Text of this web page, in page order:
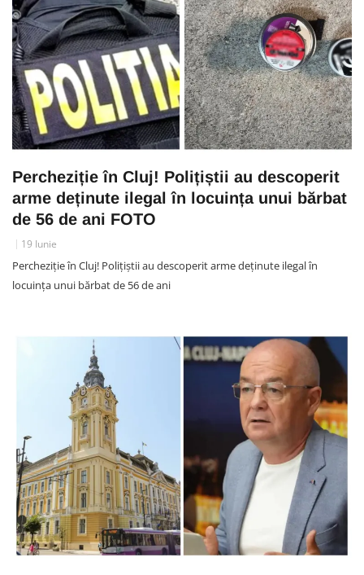
Percheziție în Cluj! Polițiștii au descoperit
arme deținute ilegal în locuința unui bărbat
de 56 de ani FOTO
19 Iunie
Percheziție în Cluj! Polițiștii au descoperit arme deținute ilegal în
locuința unui bărbat de 56 de ani